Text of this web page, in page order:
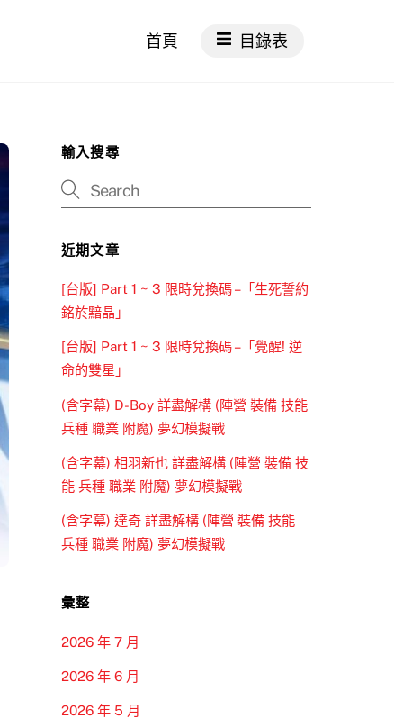
首頁 目錄表
輸入搜尋
近期文章
[台版] Part 1 ~ 3 限時兌換碼 –「生死誓約
銘於黯晶」
[台版] Part 1 ~ 3 限時兌換碼 –「覺醒! 逆
命的雙星」
(含字幕) D-Boy 詳盡解構 (陣營 裝備 技能
兵種 職業 附魔) 夢幻模擬戰
(含字幕) 相羽新也 詳盡解構 (陣營 裝備 技
能 兵種 職業 附魔) 夢幻模擬戰
(含字幕) 達奇 詳盡解構 (陣營 裝備 技能
兵種 職業 附魔) 夢幻模擬戰
彙整
2026 年 7 月
2026 年 6 月
2026 年 5 月